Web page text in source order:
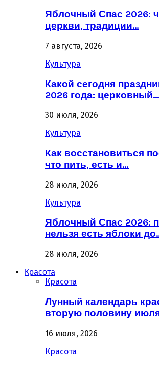
Яблочный Спас 2026:
церкви, традиции…
7 августа, 2026
Культура
Какой сегодня
2026 года: церковный…
30 июля, 2026
Культура
Как восстановиться
что пить, есть и…
28 июля, 2026
Культура
Яблочный Спас 2026:
нельзя есть яблоки
28 июля, 2026
Красота
Красота
Лунный календарь
вторую половину
16 июля, 2026
Красота